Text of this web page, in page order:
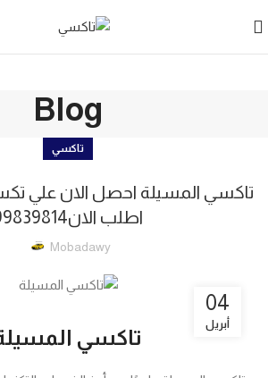
Blog
تاكسي
تاكسي المسيلة احصل الان علي
اطلب الان99839814
Mobadawy
04
أبريل
تاكسي